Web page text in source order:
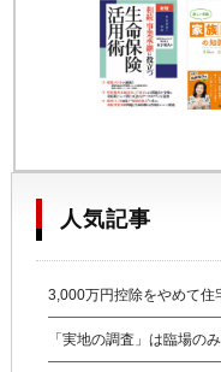
人気記事
3,000万円控除をやめて住
「実地の調査」は臨場の